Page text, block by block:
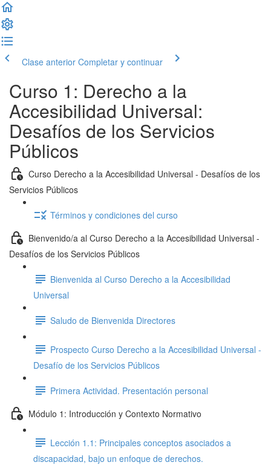
Clase anterior Completar y continuar
Curso 1: Derecho a la
Accesibilidad Universal:
Desafíos de los Servicios
Públicos
Curso Derecho a la Accesibilidad Universal - Desafíos de los
Servicios Públicos
Términos y condiciones del curso
Bienvenido/a al Curso Derecho a la Accesibilidad Universal -
Desafíos de los Servicios Públicos
Bienvenida al Curso Derecho a la Accesibilidad
Universal
Saludo de Bienvenida Directores
Prospecto Curso Derecho a la Accesibilidad Universal -
Desafío de los Servicios Públicos
Primera Actividad. Presentación personal
Módulo 1: Introducción y Contexto Normativo
Lección 1.1: Principales conceptos asociados a
discapacidad, bajo un enfoque de derechos.